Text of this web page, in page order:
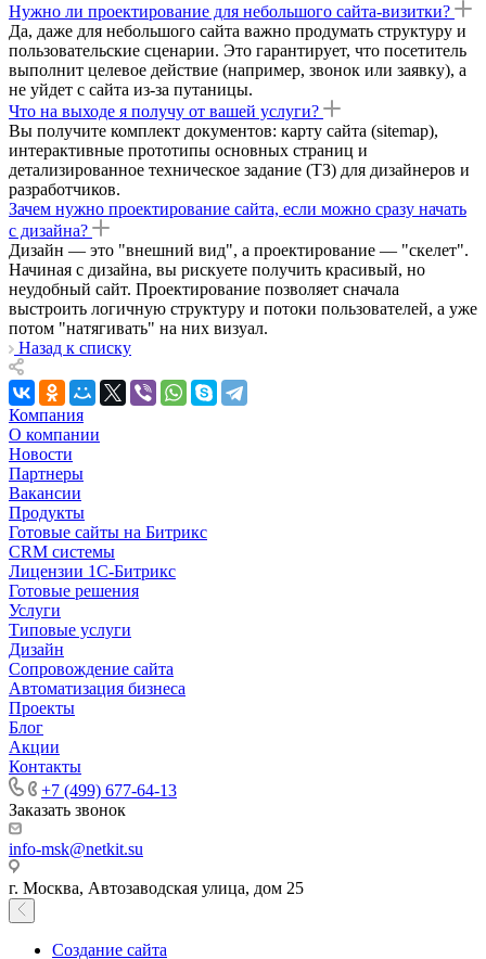
Нужно ли проектирование для небольшого сайта-визитки?
Да, даже для небольшого сайта важно продумать структуру и
пользовательские сценарии. Это гарантирует, что посетитель
выполнит целевое действие (например, звонок или заявку), а
не уйдет с сайта из-за путаницы.
Что на выходе я получу от вашей услуги?
Вы получите комплект документов: карту сайта (sitemap),
интерактивные прототипы основных страниц и
детализированное техническое задание (ТЗ) для дизайнеров и
разработчиков.
Зачем нужно проектирование сайта, если можно сразу начать
с дизайна?
Дизайн — это "внешний вид", а проектирование — "скелет".
Начиная с дизайна, вы рискуете получить красивый, но
неудобный сайт. Проектирование позволяет сначала
выстроить логичную структуру и потоки пользователей, а уже
потом "натягивать" на них визуал.
Назад к списку
Компания
О компании
Новости
Партнеры
Вакансии
Продукты
Готовые сайты на Битрикс
CRM системы
Лицензии 1С-Битрикс
Готовые решения
Услуги
Типовые услуги
Дизайн
Сопровождение сайта
Автоматизация бизнеса
Проекты
Блог
Акции
Контакты
+7 (499) 677-64-13
Заказать звонок
info-msk@netkit.su
г. Москва, Автозаводская улица, дом 25
Создание сайта